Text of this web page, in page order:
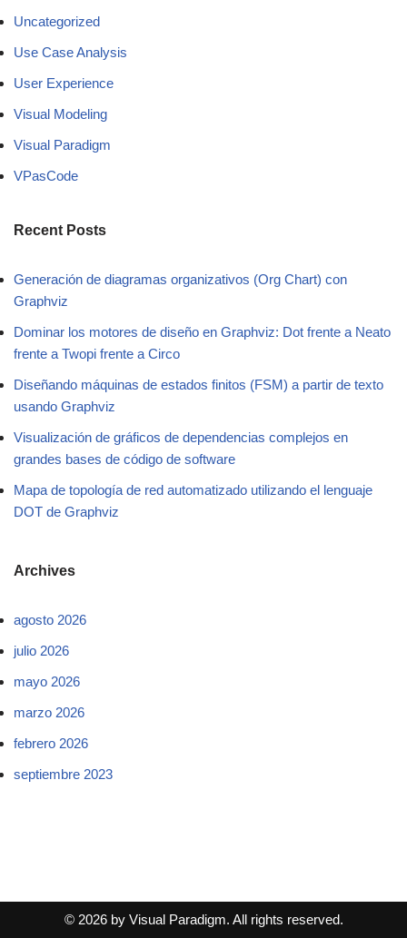
Uncategorized
Use Case Analysis
User Experience
Visual Modeling
Visual Paradigm
VPasCode
Recent Posts
Generación de diagramas organizativos (Org Chart) con
Graphviz
Dominar los motores de diseño en Graphviz: Dot frente a Neato
frente a Twopi frente a Circo
Diseñando máquinas de estados finitos (FSM) a partir de texto
usando Graphviz
Visualización de gráficos de dependencias complejos en
grandes bases de código de software
Mapa de topología de red automatizado utilizando el lenguaje
DOT de Graphviz
Archives
agosto 2026
julio 2026
mayo 2026
marzo 2026
febrero 2026
septiembre 2023
© 2026 by Visual Paradigm. All rights reserved.